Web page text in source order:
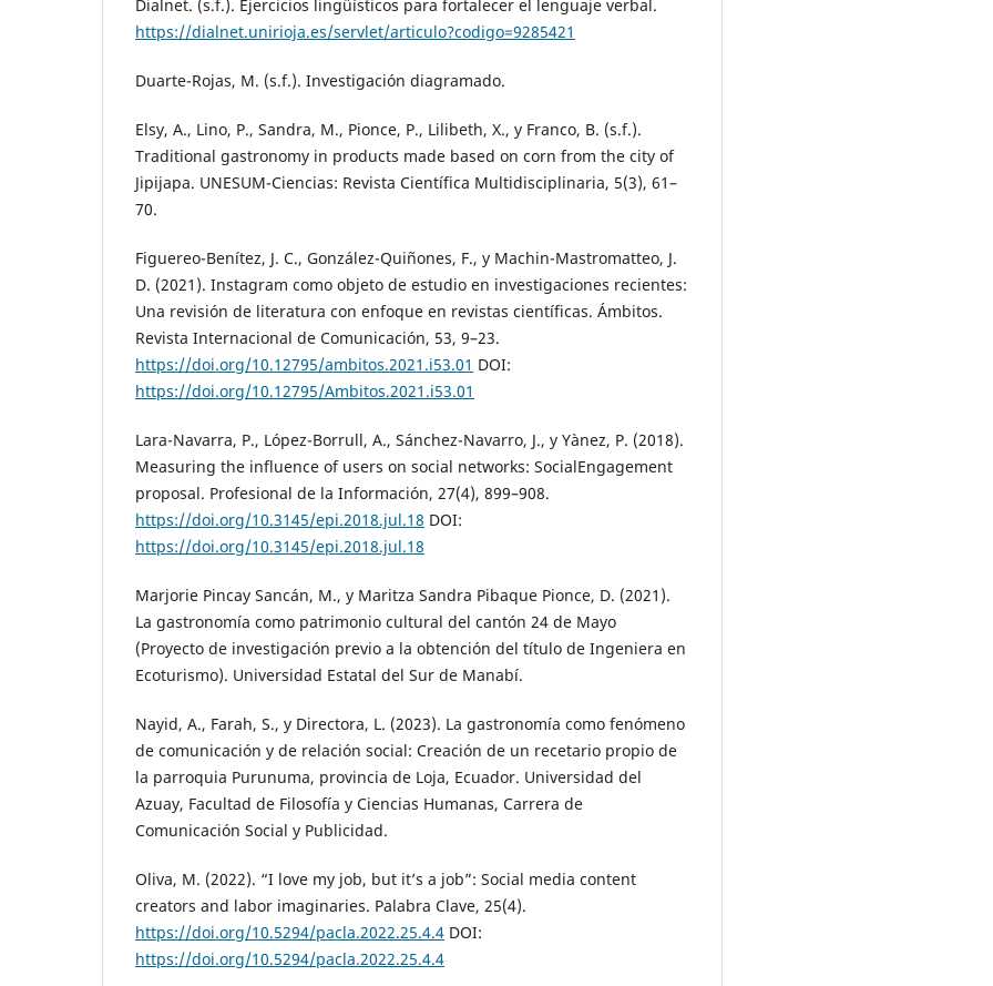
Dialnet. (s.f.). Ejercicios lingüísticos para fortalecer el lenguaje verbal.
https://dialnet.unirioja.es/servlet/articulo?codigo=9285421
Duarte-Rojas, M. (s.f.). Investigación diagramado.
Elsy, A., Lino, P., Sandra, M., Pionce, P., Lilibeth, X., y Franco, B. (s.f.).
Traditional gastronomy in products made based on corn from the city of
Jipijapa. UNESUM-Ciencias: Revista Científica Multidisciplinaria, 5(3), 61–
70.
Figuereo-Benítez, J. C., González-Quiñones, F., y Machin-Mastromatteo, J.
D. (2021). Instagram como objeto de estudio en investigaciones recientes:
Una revisión de literatura con enfoque en revistas científicas. Ámbitos.
Revista Internacional de Comunicación, 53, 9–23.
https://doi.org/10.12795/ambitos.2021.i53.01 DOI:
https://doi.org/10.12795/Ambitos.2021.i53.01
Lara-Navarra, P., López-Borrull, A., Sánchez-Navarro, J., y Yànez, P. (2018).
Measuring the influence of users on social networks: SocialEngagement
proposal. Profesional de la Información, 27(4), 899–908.
https://doi.org/10.3145/epi.2018.jul.18 DOI:
https://doi.org/10.3145/epi.2018.jul.18
Marjorie Pincay Sancán, M., y Maritza Sandra Pibaque Pionce, D. (2021).
La gastronomía como patrimonio cultural del cantón 24 de Mayo
(Proyecto de investigación previo a la obtención del título de Ingeniera en
Ecoturismo). Universidad Estatal del Sur de Manabí.
Nayid, A., Farah, S., y Directora, L. (2023). La gastronomía como fenómeno
de comunicación y de relación social: Creación de un recetario propio de
la parroquia Purunuma, provincia de Loja, Ecuador. Universidad del
Azuay, Facultad de Filosofía y Ciencias Humanas, Carrera de
Comunicación Social y Publicidad.
Oliva, M. (2022). “I love my job, but it’s a job”: Social media content
creators and labor imaginaries. Palabra Clave, 25(4).
https://doi.org/10.5294/pacla.2022.25.4.4 DOI:
https://doi.org/10.5294/pacla.2022.25.4.4